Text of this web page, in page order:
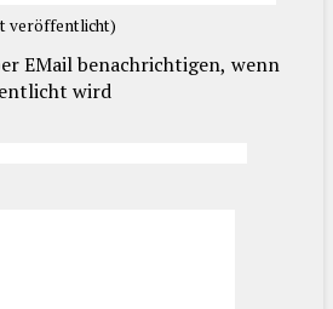
veröffentlicht)
EMail benachrichtigen, wenn
wird